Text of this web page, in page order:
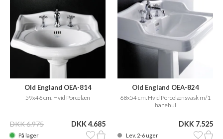
Old England OEA-814
59x46 cm. Hvid Porcelæn
DKK 6.975 DKK 4.685
På lager
Old England OEA-824
68x54 cm. Hvid Porcelænsvask m/1
hanehul
DKK 7.525
Lev. 2-6 uger